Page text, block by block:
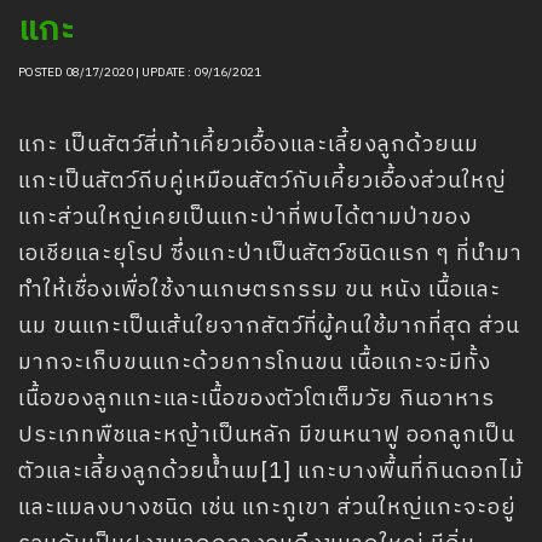
ที่พัก เชียงใหม่ไนท์ซาฟารี
ห้องประชุมสัมมนา
คลิปวิดีโอ
ร้านอาหารเครื่องดื่ม
ร้านขายของที่ระลึก
บริการสำหรับผู้พิการและความปลอดภัย
ข้อมูลสัตว์ในเชียงใหม่ไนท์ซาฟารี
จัดซื้อ จัดจ้าง
ข่าวรับสมัครงาน
ติดต่อเรา
LOGIN
แกะ
POSTED 08/17/2020 | UPDATE : 09/16/2021
แกะ เป็นสัตว์สี่เท้าเคี้ยวเอื้องและเลี้ยงลูกด้วยนม
แกะเป็นสัตว์กีบคู่เหมือนสัตว์กับเคี้ยวเอื้องส่วนใหญ่
แกะส่วนใหญ่เคยเป็นแกะป่าที่พบได้ตามป่าของ
เอเชียและยุโรป ซึ่งแกะป่าเป็นสัตว์ชนิดแรก ๆ ที่นำมา
ทำให้เชื่องเพื่อใช้งานเกษตรกรรม ขน หนัง เนื้อและ
นม ขนแกะเป็นเส้นใยจากสัตว์ที่ผู้คนใช้มากที่สุด ส่วน
มากจะเก็บขนแกะด้วยการโกนขน เนื้อแกะจะมีทั้ง
เนื้อของลูกแกะและเนื้อของตัวโตเต็มวัย กินอาหาร
ประเภทพืชและหญ้าเป็นหลัก มีขนหนาฟู ออกลูกเป็น
ตัวและเลี้ยงลูกด้วยน้ำนม[1] แกะบางพื้นที่กินดอกไม้
และแมลงบางชนิด เช่น แกะภูเขา ส่วนใหญ่แกะจะอยู่